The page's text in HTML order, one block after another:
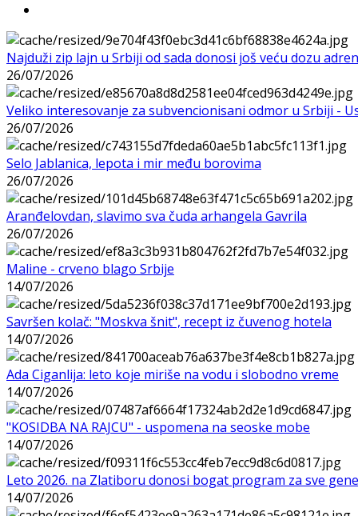
Najduži zip lajn u Srbiji od sada donosi još veću dozu
26/07/2026
Veliko interesovanje za subvencionisani odmor u Srbiji -
26/07/2026
Selo Jablanica, lepota i mir među borovima
26/07/2026
Aranđelovdan, slavimo sva čuda arhangela Gavrila
26/07/2026
Maline - crveno blago Srbije
14/07/2026
Savršen kolač: "Moskva šnit", recept iz čuvenog hotela
14/07/2026
Ada Ciganlija: leto koje miriše na vodu i slobodno vreme
14/07/2026
"KOSIDBA NA RAJCU" - uspomena na seoske mobe
14/07/2026
Leto 2026. na Zlatiboru donosi bogat program za sve
14/07/2026